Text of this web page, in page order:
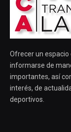
Ofrecer un
informarse de
importantes, así
interés, de
deportivos.